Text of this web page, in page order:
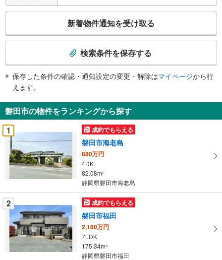
検
知
を
受
け
取
る
・
条
件
を
マ
イ
ペ
ー
新着物件通知を受け取る
検索条件を保存する
保存した条件の確認・通知設定の変更・解除はマイページから行
えます。
磐田市の物件をランキングから探す
1
成約でもらえる
磐田市海老島
880万円
4DK
82.08m2
静岡県磐田市海老島
2 成約でもらえる
磐田市福田
2,180万円
7LDK
175.34m2
静岡県磐田市福田